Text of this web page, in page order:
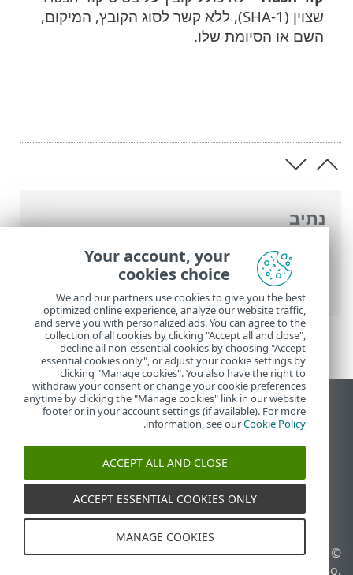
נתיב
העזרה המקוונת של ESET >
ESET Smart
Security Premium
>הגדרות מתקדמות
סריקות>החרגות > החרגות לזיהויים
שצוין (SHA-1), ללא קשר לסוג הקובץ, המיקום,
השם או הסיומת שלו.
הצג את האתר למחשב
End of Life
מאגר הידע של ESET
ESET Status Portal
תמיכה אזורית
© 1992 - 2026 ESET, spol. s
r.o.‎ - כל הזכויות שמורות.
ניהול קובצי Cookie
Your account, your
cookies choice
We and our partners use cookies to give you the best
optimized online experience, analyze our website traffic,
and serve you with personalized ads. You can agree to the
collection of all cookies by clicking "Accept all and close",
decline all non-essential cookies by choosing "Accept
essential cookies only", or adjust your cookie settings by
clicking "Manage cookies". You also have the right to
withdraw your consent or change your cookie preferences
anytime by clicking the "Manage cookies" link in our website
footer or in your account settings (if available). For more
information, see ourCookie Policy
.
ACCEPT ALL AND CLOSE
ACCEPT ESSENTIAL COOKIES ONLY
MANAGE COOKIES